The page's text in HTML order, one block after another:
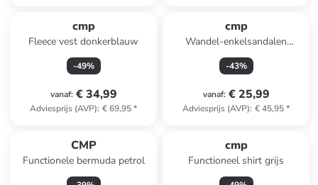
cmp
Fleece vest donkerblauw
-49%
vanaf: € 34,99
Adviesprijs (AVP): € 69,95*
cmp
Wandel-enkelsandalen
"Aquarii 2.0" donkerblauw
-43%
vanaf: € 25,99
Adviesprijs (AVP): € 45,95*
CMP
Functionele bermuda petrol
cmp
Functioneel shirt grijs